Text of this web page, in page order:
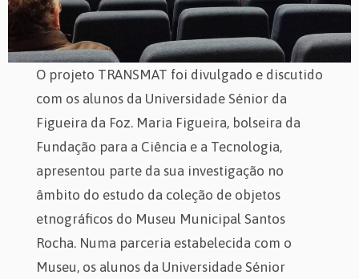
O projeto TRANSMAT foi divulgado e discutido
com os alunos da Universidade Sénior da
Figueira da Foz. Maria Figueira, bolseira da
Fundação para a Ciência e a Tecnologia,
apresentou parte da sua investigação no
âmbito do estudo da coleção de objetos
etnográficos do Museu Municipal Santos
Rocha. Numa parceria estabelecida com o
Museu, os alunos da Universidade Sénior